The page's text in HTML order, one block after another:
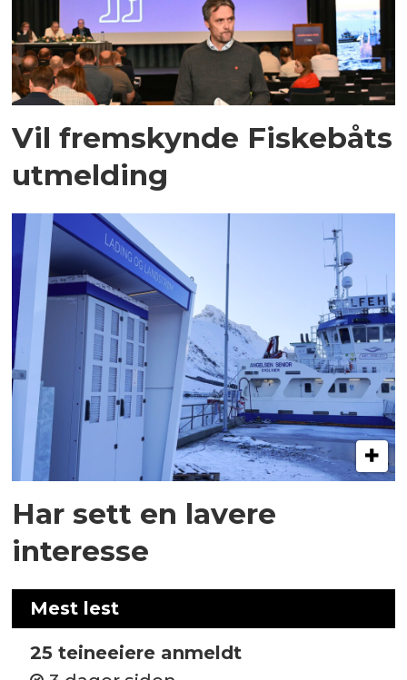
Vil fremskynde Fiskebåts
utmelding
Har sett en lavere
interesse
Mest lest
25 teineeiere anmeldt